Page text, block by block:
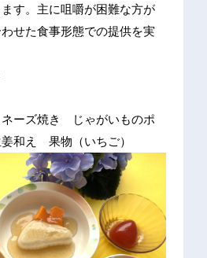
す。主に咀嚼が困難な方が
せた食事形態での提供を実
ーズ焼き じゃがいものポ
和え 果物（いちご）